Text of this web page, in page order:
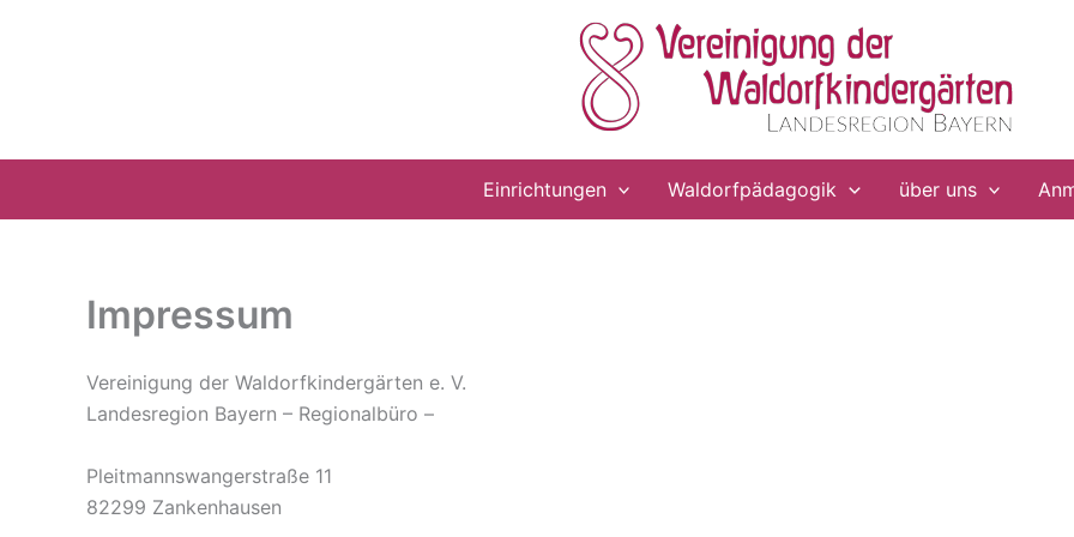
Einrichtungen Waldorfpädagogik über uns
Impressum
Vereinigung der Waldorfkindergärten e. V.
Landesregion Bayern – Regionalbüro –
Pleitmannswangerstraße 11
82299 Zankenhausen